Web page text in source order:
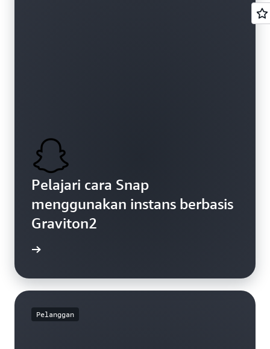
Pelajari cara Snap
menggunakan instans berbasis
Graviton2
Pelanggan